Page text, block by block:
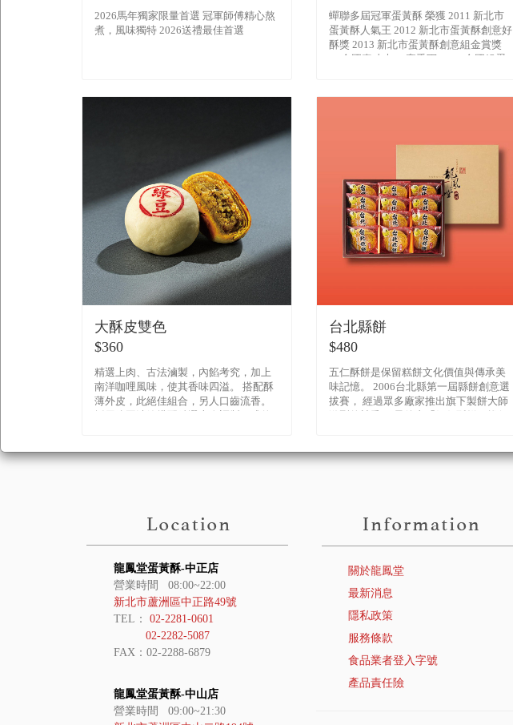
2026馬年獨家限量首選 冠軍師傅精心熬
煮，風味獨特 2026送禮最佳首選
蟬聯多屆冠軍蛋黃酥 榮獲 2011 新北市
蛋黃酥人氣王 2012 新北市蛋黃酥創意好
酥獎 2013 新北市蛋黃酥創意組金賞獎
大酥皮雙色
$360
精選上肉、古法滷製，內餡考究，加上
南洋咖哩風味，使其香味四溢。 搭配酥
薄外皮，此絕佳組合，另人口齒流香。
台北縣餅
$480
五仁酥餅是保留糕餅文化價值與傳承美
味記憶。 2006台北縣第一屆縣餅創意選
拔賽， 經過眾多廠家推出旗下製餅大師
龍鳳堂蛋黃酥-中正店
營業時間 08:00~22:00
新北市蘆洲區中正路49號
TEL： 02-2281-0601
02-2282-5087
FAX：02-2288-6879
龍鳳堂蛋黃酥-中山店
營業時間 09:00~21:30
關於龍鳳堂
最新消息
隱私政策
服務條款
食品業者登入字號
產品責任險